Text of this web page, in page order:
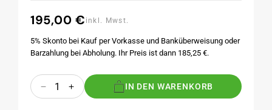
Normaler
195,00 € inkl. Mwst.
5% Skonto bei Kauf per Vorkasse und Banküberweisung oder
Barzahlung bei Abholung. Ihr Preis ist dann 185,25 €.
Anzahl
Verringere
Erhöhe
IN DEN WARENKORB